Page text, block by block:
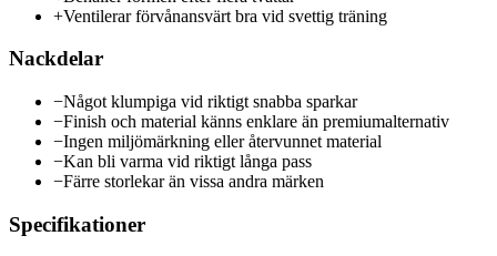
+Ventilerar förvånansvärt bra vid svettig träning
Nackdelar
−Något klumpiga vid riktigt snabba sparkar
−Finish och material känns enklare än premiumalternativ
−Ingen miljömärkning eller återvunnet material
−Kan bli varma vid riktigt långa pass
−Färre storlekar än vissa andra märken
Specifikationer